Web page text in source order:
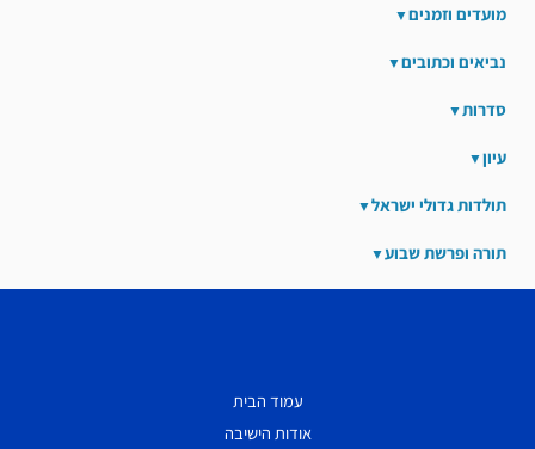
מועדים וזמנים
נביאים וכתובים
סדרות
עיון
תולדות גדולי ישראל
תורה ופרשת שבוע
עמוד הבית
אודות הישיבה